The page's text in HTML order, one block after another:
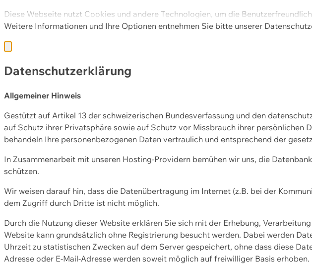
Diese Webseite nutzt Cookies und andere Technologien, um die
Weitere Informationen und Ihre Optionen entnehmen Sie bitte unserer
Datenschutzerklärung
Allgemeiner Hinweis
Gestützt auf Artikel 13 der schweizerischen Bundesverfassung und den
auf Schutz ihrer Privatsphäre sowie auf Schutz vor Missbrauch ihrer persönlichen
behandeln Ihre personenbezogenen Daten vertraulich und entsprechend der
In Zusammenarbeit mit unseren Hosting-Providern bemühen wir uns, die
schützen.
Wir weisen darauf hin, dass die Datenübertragung im Internet (z.B. bei der
dem Zugriff durch Dritte ist nicht möglich.
Durch die Nutzung dieser Website erklären Sie sich mit der Erhebung,
Website kann grundsätzlich ohne Registrierung besucht werden. Dabei werden
Uhrzeit zu statistischen Zwecken auf dem Server gespeichert, ohne dass diese
Adresse oder E-Mail-Adresse werden soweit möglich auf freiwilliger Basis